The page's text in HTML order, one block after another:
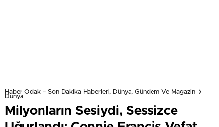
Haber Odak – Son Dakika Haberleri, Dünya, Gündem Ve Magazin
Dünya
Milyonların Sesiydi, Sessizce